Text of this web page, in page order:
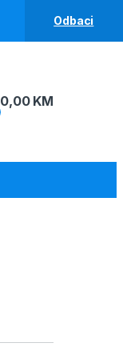
Odbaci
0,00 KM